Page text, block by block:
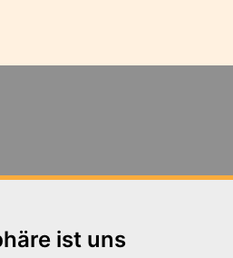
ist uns
Berlin
01